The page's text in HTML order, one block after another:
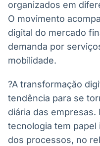
organizados em
O movimento
digital do mercado
demanda por
mobilidade.
?A transformação
tendência para se
diária das
tecnologia tem papel
dos processos, no